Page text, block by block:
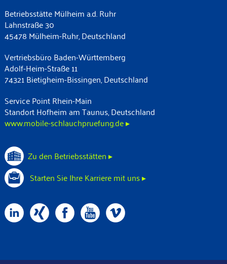
Betriebsstätte Mülheim a.d. Ruhr
Lahnstraße 30
45478 Mülheim-Ruhr, Deutschland
Vertriebsbüro Baden-Württemberg
Adolf-Heim-Straße 11
74321 Bietigheim-Bissingen, Deutschland
Service Point Rhein-Main
Standort Hofheim am Taunus, Deutschland
www.mobile-schlauchpruefung.de ▸
Zu den Betriebsstätten ▸
Starten Sie Ihre Karriere mit uns ▸